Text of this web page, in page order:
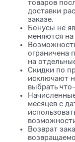
товаров
доставки
заказе.
Бонусы не
меняются на
ограничена
на
Скидки по
исключают
выбрать
месяцев с
Возврат